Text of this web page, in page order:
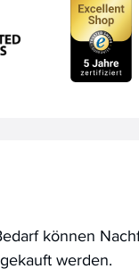
können
werden.